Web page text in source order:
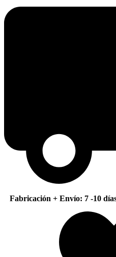
Fabricación + Envío: 7 -10